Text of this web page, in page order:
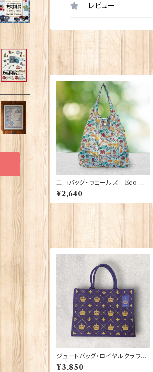
レビュー
エコバッグ・ウェールズ Eco Ch
ic 90372
¥2,640
ジュートバッグ・ロイヤルクラウン
【ゆったりマチ付き】Elgate Prod
¥3,850